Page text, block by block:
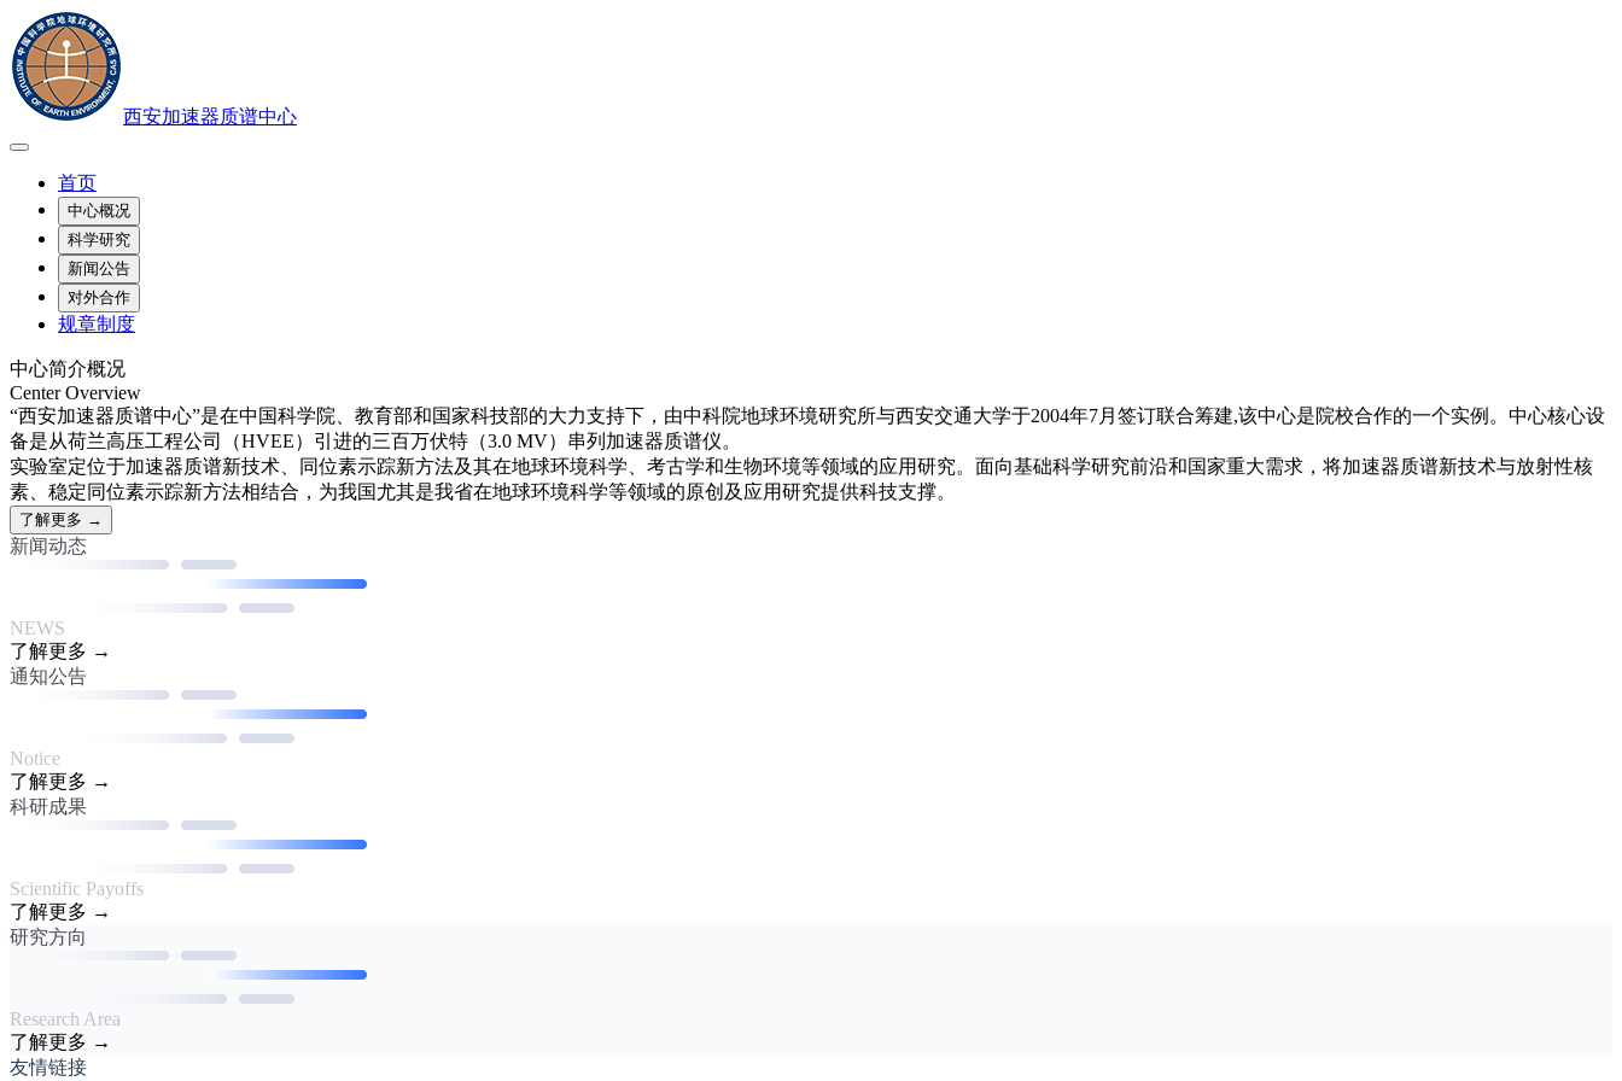
西安加速器质谱中心
首页
中心概况
科学研究
新闻公告
对外合作
规章制度
中心简介概况
Center Overview
“西安加速器质谱中心”是在中国科学院、教育部和国家科技部的大力支持下，由中科院地球环境研究所与西安交通大学于2004年7月签订联合筹建,该中心是院校合作的一个实例。中心核心设
备是从荷兰高压工程公司（HVEE）引进的三百万伏特（3.0 MV）串列加速器质谱仪。
实验室定位于加速器质谱新技术、同位素示踪新方法及其在地球环境科学、考古学和生物环境等领域的应用研究。面向基础科学研究前沿和国家重大需求，将加速器质谱新技术与放射性核
素、稳定同位素示踪新方法相结合，为我国尤其是我省在地球环境科学等领域的原创及应用研究提供科技支撑。
了解更多 →
新闻动态
NEWS
了解更多 →
通知公告
Notice
了解更多 →
科研成果
Scientific Payoffs
了解更多 →
研究方向
Research Area
了解更多 →
友情链接